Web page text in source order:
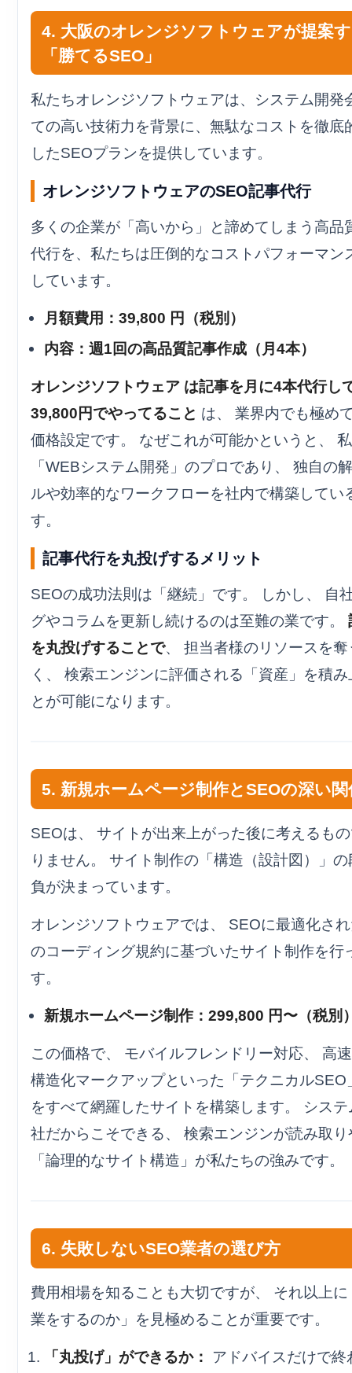
4. 大阪のオレンジソフトウェアが提案
「勝てるSEO」
私たちオレンジソフトウェアは、システム開発
ての高い技術力を背景に、無駄なコストを徹底
したSEOプランを提供しています。
オレンジソフトウェアのSEO記事代行
多くの企業が「高いから」と諦めてしまう高品
代行を、私たちは圧倒的なコストパフォーマン
しています。
月額費用：39,800 円（税別）
内容：週1回の高品質記事作成（月4本）
オレンジソフトウェア は記事を月に4本代行し
39,800円でやってること は、 業界内でも極め
価格設定です。 なぜこれが可能かというと、
「WEBシステム開発」のプロであり、 独自の
ルや効率的なワークフローを社内で構築してい
す。
記事代行を丸投げするメリット
SEOの成功法則は「継続」です。 しかし、 自
グやコラムを更新し続けるのは至難の業です。
を丸投げすることで、 担当者様のリソースを
く、 検索エンジンに評価される「資産」を積
とが可能になります。
5. 新規ホームページ制作とSEOの深い関
SEOは、 サイトが出来上がった後に考えるも
りません。 サイト制作の「構造（設計図）」
負が決まっています。
オレンジソフトウェアでは、 SEOに最適化さ
のコーディング規約に基づいたサイト制作を行
す。
新規ホームページ制作：299,800 円〜（税別
この価格で、 モバイルフレンドリー対応、 高
構造化マークアップといった「テクニカルSEO
をすべて網羅したサイトを構築します。 シス
社だからこそできる、 検索エンジンが読み取り
「論理的なサイト構造」が私たちの強みです。
6. 失敗しないSEO業者の選び方
費用相場を知ることも大切ですが、 それ以上
業をするのか」を見極めることが重要です。
「丸投げ」ができるか：
アドバイスだけで終